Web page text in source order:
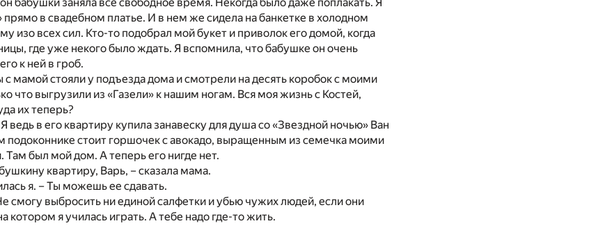
прямо в свадебном платье. И в нем же сидела на банкетке в холодном
изо всех сил. Кто-то подобрал мой букет и приволок его домой, когда
где уже некого было ждать. Я вспомнила, что бабушке он очень
к ней в гроб.
мамой стояли у подъезда дома и смотрели на десять коробок с моими
что выгрузили из «Газели» к нашим ногам. Вся моя жизнь с Костей,
их теперь?
ведь в его квартиру купила занавеску для душа со «Звездной ночью» Ван
подоконнике стоит горшочек с авокадо, выращенным из семечка моими
был мой дом. А теперь его нигде нет.
квартиру, Варь, – сказала мама.
я. – Ты можешь ее сдавать.
смогу выбросить ни единой салфетки и убью чужих людей, если они
котором я училась играть. А тебе надо где-то жить.